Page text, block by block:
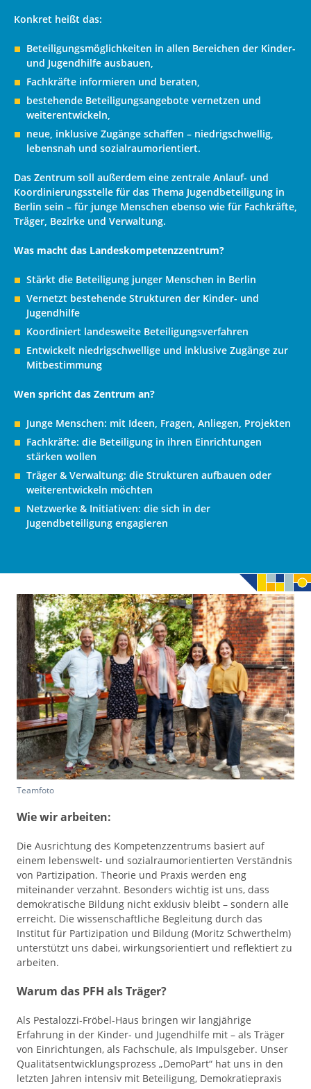
Konkret heißt das:
Beteiligungsmöglichkeiten in allen Bereichen der Kinder-
und Jugendhilfe ausbauen,
Fachkräfte informieren und beraten,
bestehende Beteiligungsangebote vernetzen und
weiterentwickeln,
neue, inklusive Zugänge schaffen – niedrigschwellig,
lebensnah und sozialraumorientiert.
Das Zentrum soll außerdem eine zentrale Anlauf- und
Koordinierungsstelle für das Thema Jugendbeteiligung in
Berlin sein – für junge Menschen ebenso wie für Fachkräfte,
Träger, Bezirke und Verwaltung.
Was macht das Landeskompetenzzentrum?
Stärkt die Beteiligung junger Menschen in Berlin
Vernetzt bestehende Strukturen der Kinder- und
Jugendhilfe
Koordiniert landesweite Beteiligungsverfahren
Entwickelt niedrigschwellige und inklusive Zugänge zur
Mitbestimmung
Wen spricht das Zentrum an?
Junge Menschen: mit Ideen, Fragen, Anliegen, Projekten
Fachkräfte: die Beteiligung in ihren Einrichtungen
stärken wollen
Träger & Verwaltung: die Strukturen aufbauen oder
weiterentwickeln möchten
Netzwerke & Initiativen: die sich in der
Jugendbeteiligung engagieren
Teamfoto
Wie wir arbeiten:
Die Ausrichtung des Kompetenzzentrums basiert auf
einem lebenswelt- und sozialraumorientierten Verständnis
von Partizipation. Theorie und Praxis werden eng
miteinander verzahnt. Besonders wichtig ist uns, dass
demokratische Bildung nicht exklusiv bleibt – sondern alle
erreicht. Die wissenschaftliche Begleitung durch das
Institut für Partizipation und Bildung (Moritz Schwerthelm)
unterstützt uns dabei, wirkungsorientiert und reflektiert zu
arbeiten.
Warum das PFH als Träger?
Als Pestalozzi-Fröbel-Haus bringen wir langjährige
Erfahrung in der Kinder- und Jugendhilfe mit – als Träger
von Einrichtungen, als Fachschule, als Impulsgeber. Unser
Qualitätsentwicklungsprozess „DemoPart“ hat uns in den
letzten Jahren intensiv mit Beteiligung, Demokratiepraxis